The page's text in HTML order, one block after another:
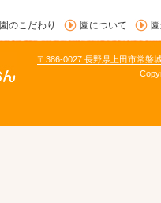
園のこだわり 園について
〒386-0027 長野県上田市常磐